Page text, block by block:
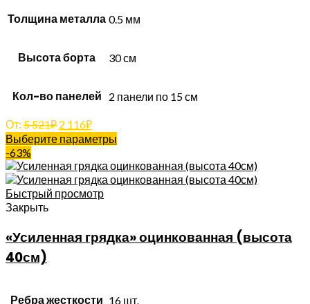
Толщина металла 0.5 мм
Высота борта 30 см
Кол-во панелей 2 панели по 15 см
От: 5 521₽ 2 116₽
Выберите параметры
-63%
Быстрый просмотр
Закрыть
«Усиленная грядка» оцинкованная (высота
40см)
Ребра жесткости 16 шт.